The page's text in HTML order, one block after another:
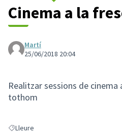
Cinema a la
Martí
25/06/2018 20:04
Realitzar sessions de
tothom
Resultats en filtrar per: Lleure
Lleure